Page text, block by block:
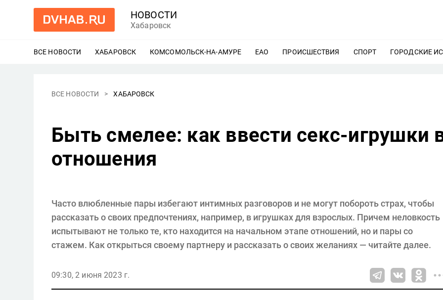
НОВОСТИ
Хабаровск
ВСЕ НОВОСТИ ХАБАРОВСК ЕЩЕ
КОМСОМОЛЬСК-НА-АМУРЕ ЕЩЕ
ЕАО ЕЩЕ
ПРОИСШЕСТВИЯ ЕЩЕ
СПОРТ ЕЩЕ
ГОРОДСКИЕ
ВСЕ НОВОСТИ ХАБАРОВСК
Быть смелее: как ввести секс-игрушки
отношения
Часто влюбленные пары избегают интимных разговоров и не могут побороть страх, чтобы
рассказать о своих предпочтениях, например, в игрушках для взрослых. Причем неловкость
испытывают не только те, кто находится на начальном этапе отношений, но и пары со
стажем. Как открыться своему партнеру и рассказать о своих желаниях — читайте далее.
09:30, 2 июня 2023 г.